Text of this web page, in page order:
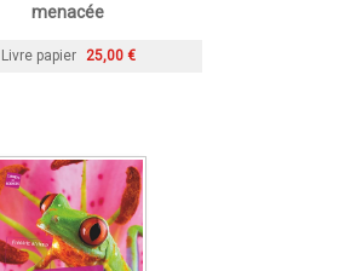
menacée
Livre papier 25,00 €